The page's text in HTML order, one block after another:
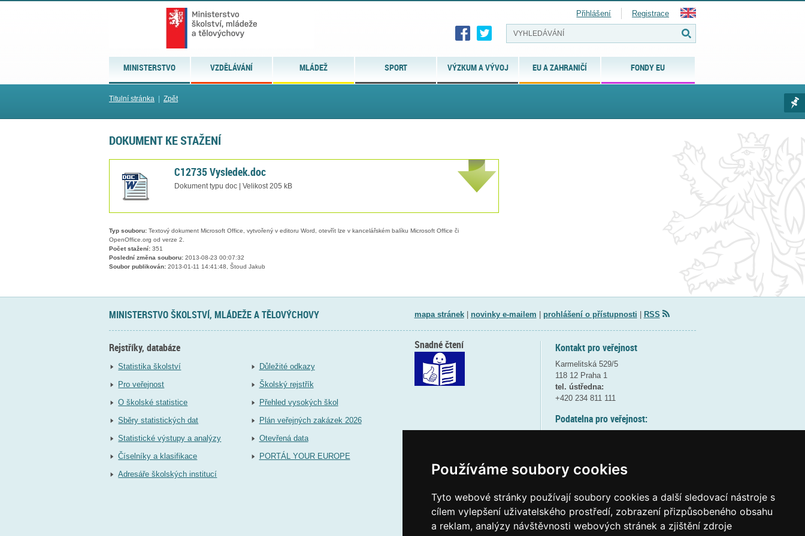
Používáme soubory cookies
Tyto webové stránky používají soubory cookies a další sledovací nástroje s
cílem vylepšení uživatelského prostředí, zobrazení přizpůsobeného obsahu
a reklam, analýzy návštěvnosti webových stránek a zjištění zdroje
MINISTERSTVO VZDĚLÁVÁNÍ MLÁDEŽ SPORT VÝZKUM A VÝVOJ EU A ZAHRANIČÍ FONDY EU
Přihlášení Registrace
Titulní stránka Zpět
DOKUMENT KE STAŽENÍ
C12735 Vysledek.doc
Dokument typu doc | Velikost 205 kB
Typ souboru: Textový dokument Microsoft Office, vytvořený v editoru Word, otevřít lze v kancelářském balíku Microsoft Office či
OpenOffice.org od verze 2.
Počet stažení: 351
Poslední změna souboru: 2013-08-23 00:07:32
Soubor publikován: 2013-01-11 14:41:48, Štoud Jakub
MINISTERSTVO ŠKOLSTVÍ, MLÁDEŽE A TĚLOVÝCHOVY mapa stránek| novinky e-mailem prohlášení o přístupnosti RSS
Rejstříky, databáze
Statistika školství
Pro veřejnost
O školské statistice
Sběry statistických dat
Statistické výstupy a analýzy
Číselníky a klasifikace
Adresáře školských institucí
Důležité odkazy
Školský rejstřík
Přehled vysokých škol
Plán veřejných zakázek 2026
Otevřená data
PORTÁL YOUR EUROPE
Kontakt pro veřejnost
Karmelitská 529/5
118 12 Praha 1
tel. ústředna:
+420 234 811 111
Podatelna pro veřejnost:
(více informací
Elektronická podatelna:
posta@msmtgov cz
Snadné čtení